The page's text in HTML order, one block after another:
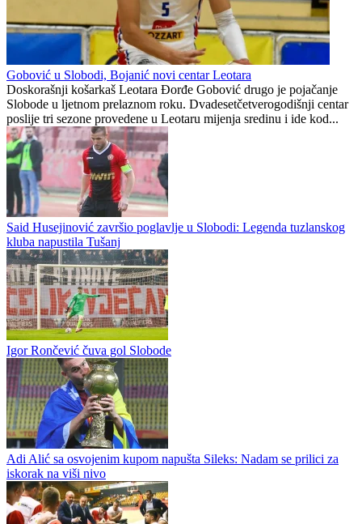
Borac bio oslabljen protiv Goražda
Tuzlanski kanton
0 0
Gobović u Slobodi, Bojanić novi centar Leotara
Doskorašnji košarkaš Leotara Đorđe Gobović drugo je pojačanje
Slobode u ljetnom prelaznom roku. Dvadesetčetverogodišnji centar
poslije tri sezone provedene u Leotaru mijenja sredinu i ide kod...
Said Husejinović završio poglavlje u Slobodi: Legenda tuzlanskog
kluba napustila Tušanj